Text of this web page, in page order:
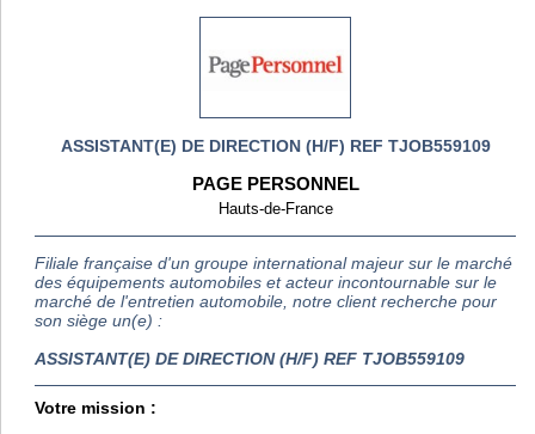
ASSISTANT(E) DE DIRECTION (H/F) REF TJOB559109
PAGE PERSONNEL
Hauts-de-France
Filiale française d'un groupe international majeur sur le marché
des équipements automobiles et acteur incontournable sur le
marché de l'entretien automobile, notre client recherche pour
son siège un(e) :
ASSISTANT(E) DE DIRECTION (H/F) REF TJOB559109
Votre mission :